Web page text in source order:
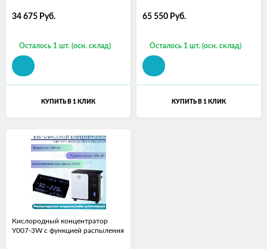
34 675 Руб.
Осталось 1 шт. (осн. склад)
КУПИТЬ В 1 КЛИК
65 550 Руб.
Осталось 1 шт. (осн. склад)
КУПИТЬ В 1 КЛИК
Кислородный концентратор
Y007-3W с функцией распыления